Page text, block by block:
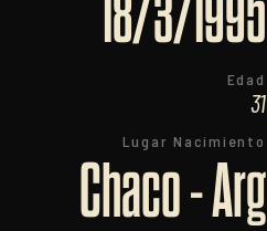
18/3/1995
Edad
31
Lugar Nacimiento
Chaco - Arg